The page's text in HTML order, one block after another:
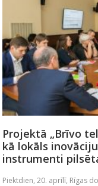
Projektā „Brīvo
kā lokāls
instrumenti
Piektdien, 20. aprīlī, Rīgas